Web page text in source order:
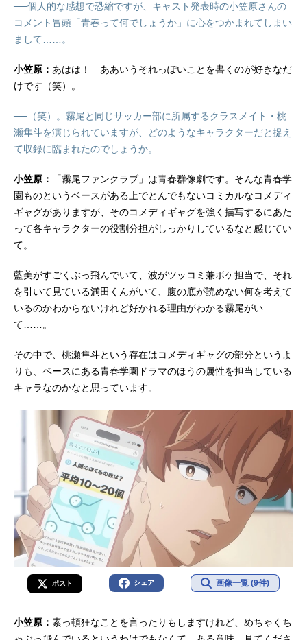
──個人的な感想で恐縮ですが、キャスト発表時の小笠原さんの
コメント冒頭「青春って何でしょうか」に心をつかまれてしまい
まして……。
小笠原： あはは！ ああいうそれっぽいことを書くのが好きなだ
けです（笑）。
──（笑）。霧尾と同じサッカー部に所属するクラスメイト・桃
瀬隼斗を演じられていますが、どのようなキャラクターだと捉え
て収録に臨まれたのでしょうか。
小笠原：
「霧尾ファンクラブ」は青春群像劇です。そんな青春学
園ものというベースがある上でとんでもないコミカルなコメディ
ギャグがありますが、そのコメディギャグを強く描写するにあた
って各キャラクターの役割分担がしっかりしているなと感じてい
て。
藍美がすごくぶっ飛んでいて、波がツッコミ兼ボケ担当で、それ
を引いて見ている満田くんがいて、腹の底が読めない何を考えて
いるのかわからないけれど好かれる理由がわかる霧尾がい
て……。
その中で、桃瀬隼斗という存在はコメディギャグの部分というよ
りも、ベースにある青春学園ドラマのほうの属性を担当している
キャラなのかなと思っています。
ポスト シェア 画像一覧 (9件)
小笠原： 素っ頓狂なことを言ったりもしますけれど、めちゃくち